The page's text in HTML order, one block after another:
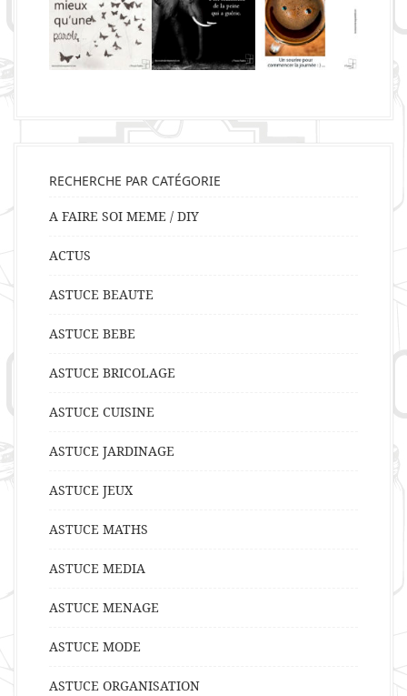
RECHERCHE PAR CATÉGORIE
A FAIRE SOI MEME / DIY
ACTUS
ASTUCE BEAUTE
ASTUCE BEBE
ASTUCE BRICOLAGE
ASTUCE CUISINE
ASTUCE JARDINAGE
ASTUCE JEUX
ASTUCE MATHS
ASTUCE MEDIA
ASTUCE MENAGE
ASTUCE MODE
ASTUCE ORGANISATION